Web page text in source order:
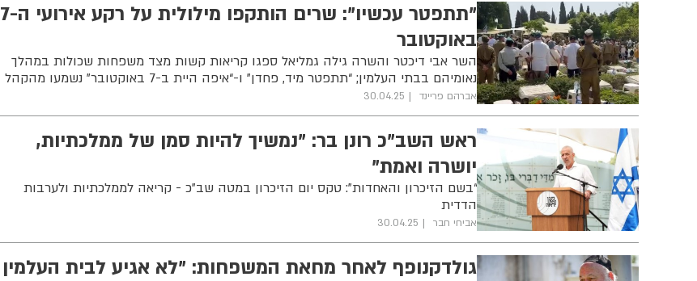
"תתפטר עכשיו": שרים הותקפו מילולית על רקע אירועי ה-7
באוקטובר
השר אבי דיכטר והשרה גילה גמליאל ספגו קריאות קשות מצד משפחות שכולות במהלך
נאומיהם בבתי העלמין; “תתפטר מיד, פחדן” ו-“איפה היית ב-7 באוקטובר” נשמעו מהקהל
אברהם פריינד 30.04.25
ראש השב"כ רונן בר: "נמשיך להיות סמן של ממלכתיות,
יושרה ואמת"
“בשם הזיכרון והאחדות”: טקס יום הזיכרון במטה שב”כ - קריאה לממלכתיות ולערבות
הדדית
אביחי חבר 30.04.25
גולדקנופף לאחר מחאת המשפחות: "לא אגיע לבית העלמין